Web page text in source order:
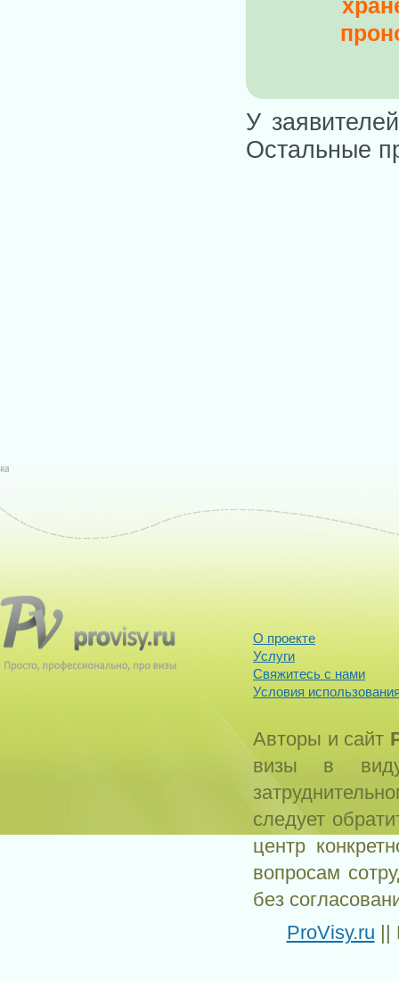
У
Остальные
О проекте
Услуги
Свяжитесь с нами
Условия
Авторы и сайт
визы в виду
следует
центр
вопросам
без
ProVisy.ru ||